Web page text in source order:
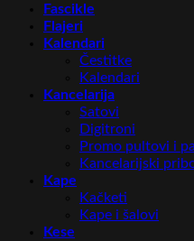
Fascikle
Flajeri
Kalendari
Čestitke
Kalendari
Kancelarija
Satovi
Digitroni
Promo pultovi i
Kancelarijski
Kape
Kačketi
Kape i šalovi
Kese